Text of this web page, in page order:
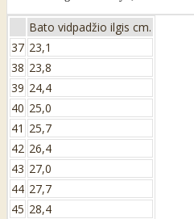
Bato vidpadžio ilgis cm.
37 23,1
38 23,8
39 24,4
40 25,0
41 25,7
42 26,4
43 27,0
44 27,7
45 28,4